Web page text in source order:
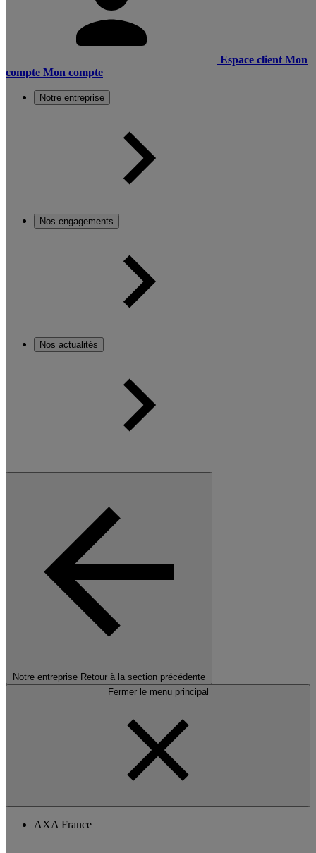
Espace client Mon
compte Mon compte
Notre entreprise
Nos engagements
Nos actualités
Notre entreprise Retour à la section précédente
Fermer le menu principal
AXA France